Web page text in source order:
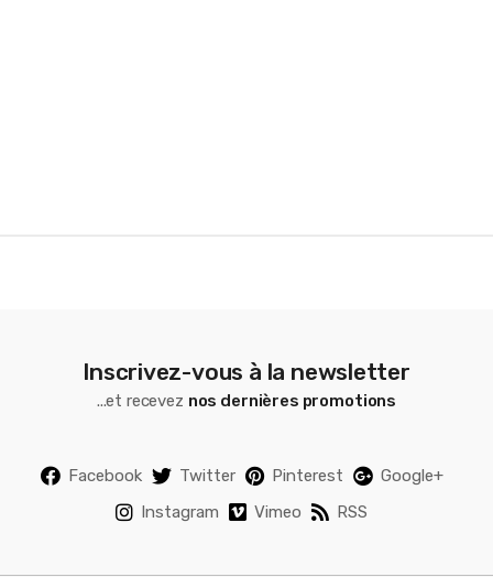
Inscrivez-vous à la newsletter
...et recevez nos dernières promotions
Facebook Twitter Pinterest
Google+
Instagram
Vimeo RSS